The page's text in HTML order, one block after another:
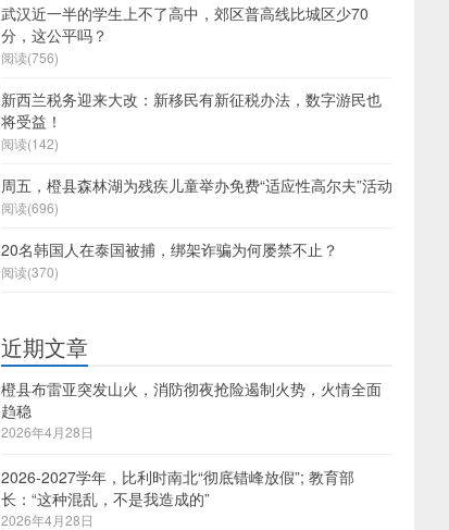
武汉近一半的学生上不了高中，郊区普高线比城区少70
分，这公平吗？
阅读(756)
新西兰税务迎来大改：新移民有新征税办法，数字游民也
将受益！
阅读(142)
周五，橙县森林湖为残疾儿童举办免费“适应性高尔夫”活动
阅读(696)
20名韩国人在泰国被捕，绑架诈骗为何屡禁不止？
阅读(370)
近期文章
橙县布雷亚突发山火，消防彻夜抢险遏制火势，火情全面
趋稳
2026年4月28日
2026-2027学年，比利时南北“彻底错峰放假”; 教育部
长：“这种混乱，不是我造成的”
2026年4月28日